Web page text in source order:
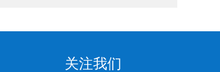
关注我们